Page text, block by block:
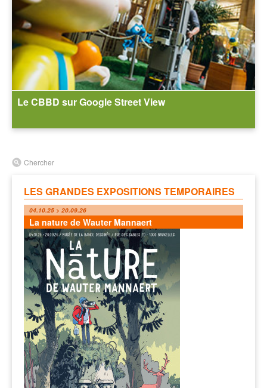
Le CBBD sur Google Street View
Chercher
LES GRANDES EXPOSITIONS TEMPORAIRES
04.10.25 > 20.09.26
La nature de Wauter Mannaert